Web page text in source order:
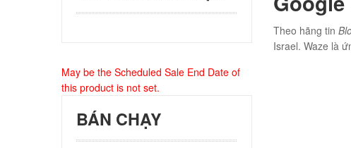
May be the Scheduled Sale End Date of
this product is not set.
BÁN CHẠY
Theo hãng tin
Israel. Waze là